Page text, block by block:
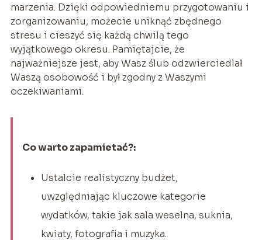
marzenia. Dzięki odpowiedniemu przygotowaniu i
zorganizowaniu, możecie uniknąć zbędnego
stresu i cieszyć się każdą chwilą tego
wyjątkowego okresu. Pamiętajcie, że
najważniejsze jest, aby Wasz ślub odzwierciedlał
Waszą osobowość i był zgodny z Waszymi
oczekiwaniami.
Co warto zapamietać?:
Ustalcie realistyczny budżet,
uwzględniając kluczowe kategorie
wydatków, takie jak sala weselna, suknia,
kwiaty, fotografia i muzyka.